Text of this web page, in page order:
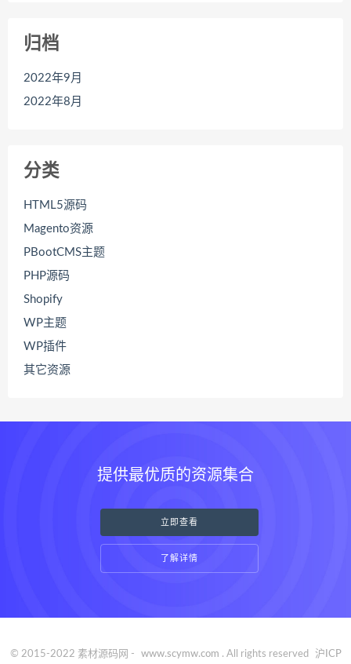
归档
2022年9月
2022年8月
分类
HTML5源码
Magento资源
PBootCMS主题
PHP源码
Shopify
WP主题
WP插件
其它资源
提供最优质的资源集合
立即查看
了解详情
© 2015-2022 素材源码网 - www.scymw.com . All rights reserved 沪ICP